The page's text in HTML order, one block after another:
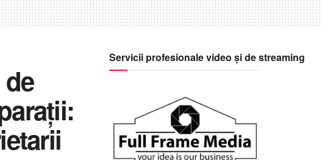
Servicii profesionale video și de streaming